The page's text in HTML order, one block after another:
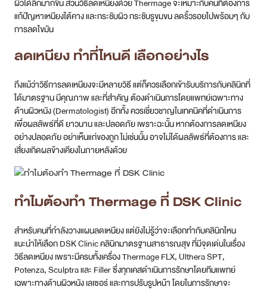
ถึงแม้ว่าวิธีการลดเหนียงจะมีหลายวิธี แต่ก็ควรเลือกเข้ารับบริการกับคลินิกที่
ได้มาตรฐาน มีคุณภาพ และที่สำคัญ ต้องดำเนินการโดยแพทย์เฉพาะทาง
ด้านผิวหนัง (Dermatologist) อีกทั้ง ควรเชี่ยวชาญในเทคนิคที่ดำเนินการ
เพื่อผลลัพธ์ที่ดี ยาวนาน และปลอดภัย เพราะฉะนั้น หากต้องการลดเหนียง
อย่างปลอดภัย อย่าเห็นแก่ของถูก ไม่เช่นนั้น อาจไม่ได้ผลลัพธ์ที่ต้องการ และ
ทำไมต้องทำ Thermage ที่ DSK Clinic
สำหรับคนที่กำลังวางแผนลดเหนียง แต่ยังไม่รู้ว่าจะเลือกทำกับคลินิกไหน
แนะนำให้เลือก DSK Clinic คลินิกมาตรฐานสาธารณสุข ที่มีจุดเด่นในเรื่อง
วิธีลดเหนียง เพราะมีครบทั้งเครื่อง Thermage FLX, Ulthera SPT,
Potenza, Sculptra และ Filler ซึ่งทุกเคสดำเนินการรักษาโดยทีมแพทย์
เฉพาะทางด้านผิวหนัง เลเซอร์ และการปรับรูปหน้า โดยในการรักษาจะ
อย่างละเอียด ทำให้สามารถแก้ปัญหาเหนียงใต้คางได้อย่างตรงจุด และได้รับ
ผลลัพธ์ที่ดีที่สุด
รีวิวการลดเหนียงที่ DSK Clinic